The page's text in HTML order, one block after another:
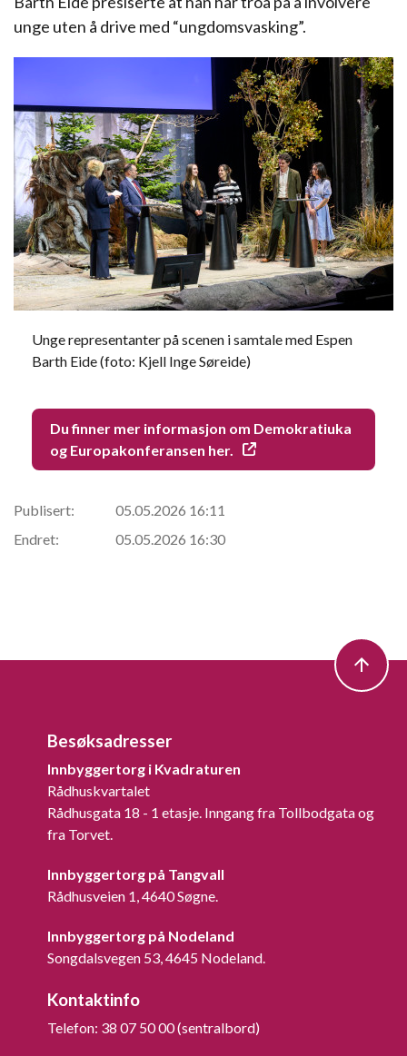
unge uten å drive med “ungdomsvasking”.
Unge representanter på scenen i samtale med Espen
Barth Eide (foto: Kjell Inge Søreide)
Du finner mer informasjon om Demokratiuka
og Europakonferansen her.
Publisert:
05.05.2026 16:11
Endret:
05.05.2026 16:30
Besøksadresser
Innbyggertorg i Kvadraturen
Rådhuskvartalet
Rådhusgata 18 - 1 etasje. Inngang fra Tollbodgata og
fra Torvet.
Innbyggertorg på Tangvall
Rådhusveien 1, 4640 Søgne.
Innbyggertorg på Nodeland
Songdalsvegen 53, 4645 Nodeland.
Kontaktinfo
Telefon: 38 07 50 00 (sentralbord)